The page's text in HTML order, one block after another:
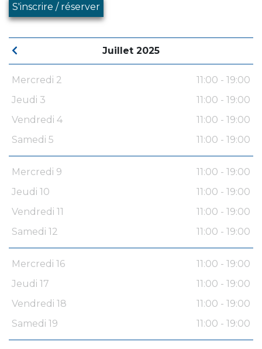
S'inscrire / réserver
Juillet 2025
Mercredi 2
11:00 - 19:00
Jeudi 3
11:00 - 19:00
Vendredi 4
11:00 - 19:00
Samedi 5
11:00 - 19:00
Mercredi 9
11:00 - 19:00
Jeudi 10
11:00 - 19:00
Vendredi 11
11:00 - 19:00
Samedi 12
11:00 - 19:00
Mercredi 16
11:00 - 19:00
Jeudi 17
11:00 - 19:00
Vendredi 18
11:00 - 19:00
Samedi 19
11:00 - 19:00